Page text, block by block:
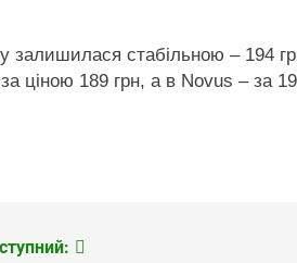
залишилася стабільною – 194
ціною 189 грн, а в Novus – за